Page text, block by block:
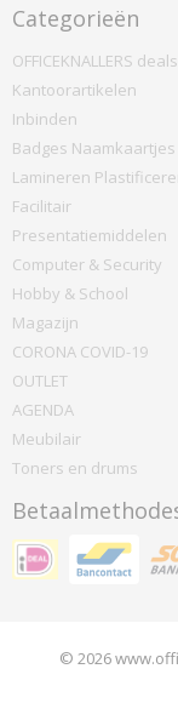
Categorieën
OFFICEKNALLERS deals
Kantoorartikelen
Inbinden
Badges Naamkaartjes
Lamineren
Facilitair
Presentatiemiddelen
Computer & Security
Hobby & School
Magazijn
CORONA COVID-19
OUTLET
AGENDA
Meubilair
Toners en drums
© 2026